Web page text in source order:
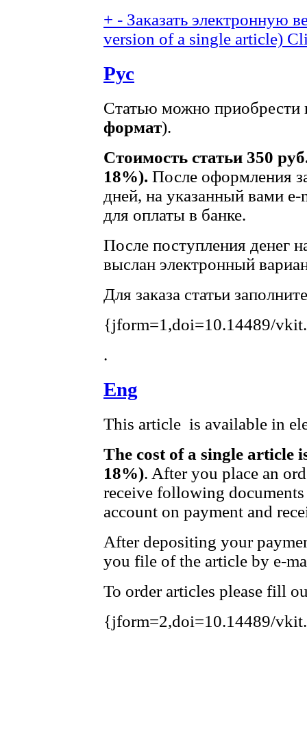
+ - Заказать электронную
version of a single article)
Рус
Статью можно приобрести
формат).
Стоимость статьи 350
18%). После оформления
дней, на указанный вами
для оплаты в банке.
После поступления денег
выслан электронный
Для заказа статьи
{jform=1,doi=10.14489/
.
Eng
This article is available in
The cost of a single article
18%). After you place an
receive following
account on payment and
After depositing your
you file of the article by e-
To order articles please fill
{jform=2,doi=10.14489/